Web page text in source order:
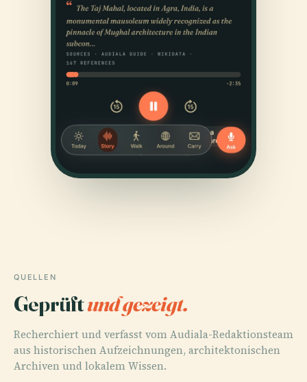
QUELLEN
Geprüftund gezeigt.
Recherchiert und verfasst vom Audiala-Redaktionsteam
aus historischen Aufzeichnungen, architektonischen
Archiven und lokalem Wissen.